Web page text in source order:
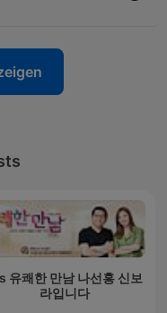
유쾌한 만남 나선홍 신보
라입니다